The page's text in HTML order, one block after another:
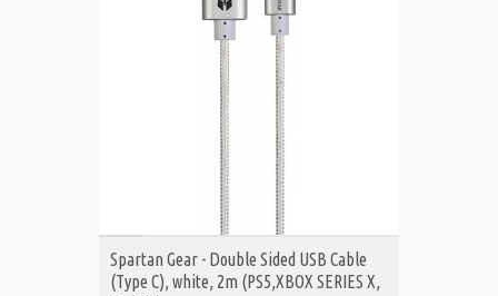
ΑΓΟΡΑ
Spartan Gear - Double Sided USB Cable
(Type C), white, 2m (PS5,XBOX SERIES X,